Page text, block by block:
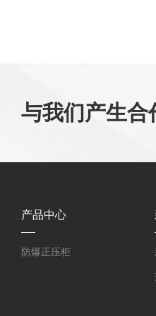
与我们产生合
产品中心
防爆正压柜